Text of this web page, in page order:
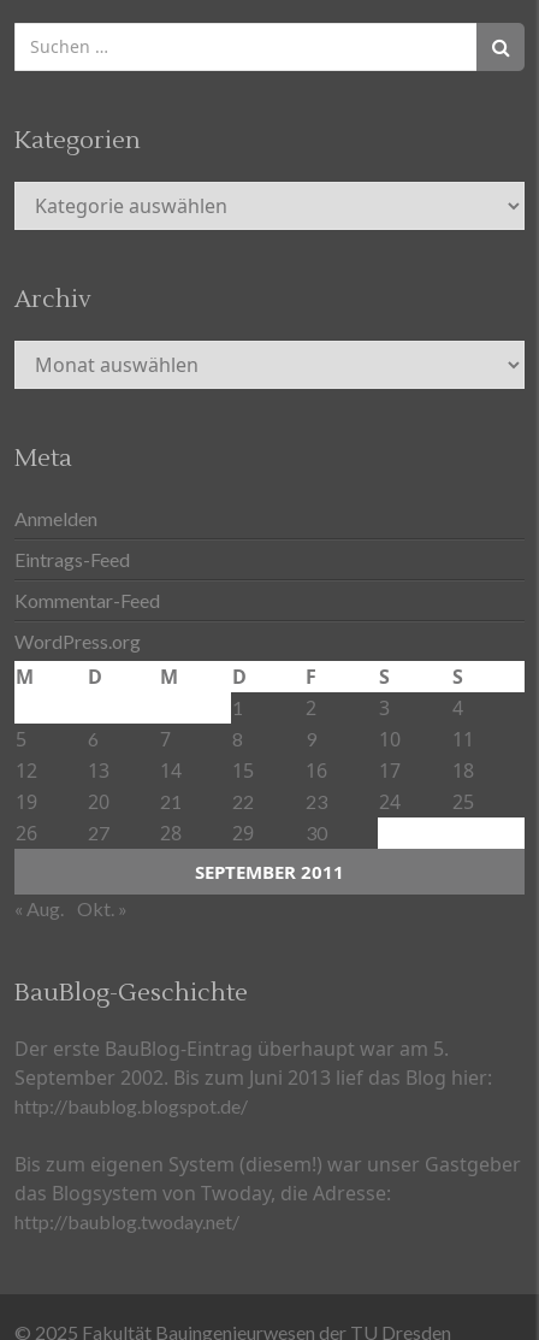
Suchen
nach:
Kategorien
Kategorien
Archiv
Archiv
Meta
Anmelden
Eintrags-Feed
Kommentar-Feed
WordPress.org
SEPTEMBER 2011
M D M D F S S
1 2 3
4
5
6 7 8 9 10
11
12
13 14 15 16 17
18
19
20 21 22 23 24
25
26
27 28 29 30
« Aug. Okt. »
BauBlog-Geschichte
Der erste BauBlog-Eintrag überhaupt war am 5.
September 2002. Bis zum Juni 2013 lief das Blog hier:
http://baublog.blogspot.de/
Bis zum eigenen System (diesem!) war unser Gastgeber
das Blogsystem von Twoday, die Adresse:
http://baublog.twoday.net/
© 2025 Fakultät Bauingenieurwesen der TU Dresden